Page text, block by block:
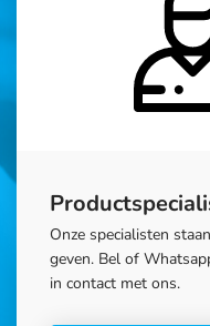
Onze specialisten
geven. Bel of
in contact met ons.